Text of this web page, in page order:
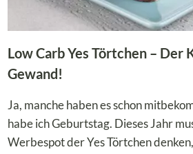
Low Carb Yes Törtchen – Der
Gewand!
Ja, manche haben es schon
habe ich Geburtstag. Dieses Jahr
Werbespot der Yes Törtchen